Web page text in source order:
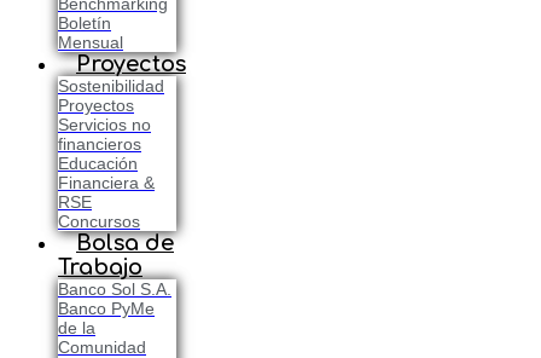
Boletín
Mensual
Proyectos
Sostenibilidad
Proyectos
Servicios no
financieros
Educación
Financiera &
RSE
Concursos
Bolsa de
Trabajo
Banco Sol S.A.
Banco PyMe
de la
Comunidad